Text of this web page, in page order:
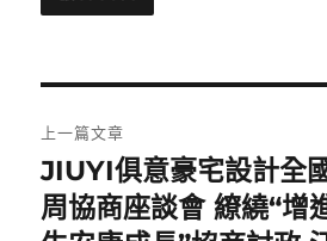
章
導
上一篇文章
上
一
篇
JIUYI俱意豪宅設計全
周協商座談會 繚繞“增